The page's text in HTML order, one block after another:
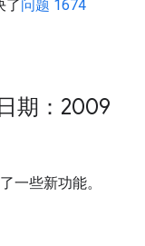
了问题 1674
期：2009
一些新功能。